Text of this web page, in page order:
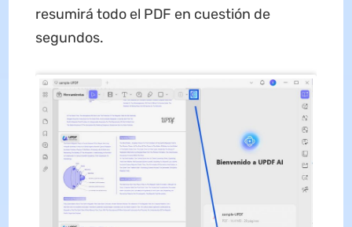
resumirá todo el PDF en cuestión de
segundos.